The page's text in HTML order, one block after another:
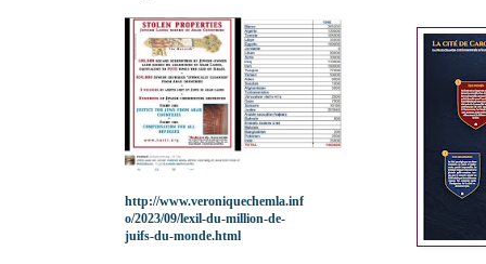
http://www.veroniquechemla.inf
o/2023/09/lexil-du-million-de-
juifs-du-monde.html